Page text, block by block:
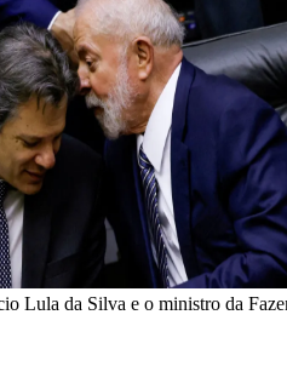
Lula da Silva e o ministro da